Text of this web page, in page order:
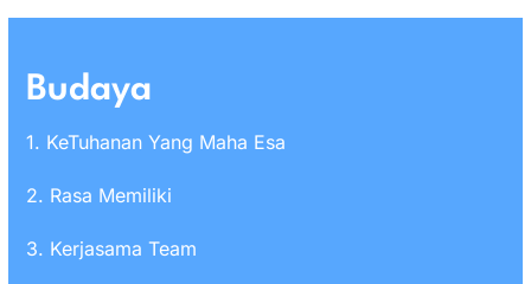
Budaya
1. KeTuhanan Yang Maha Esa
2. Rasa Memiliki
3. Kerjasama Team